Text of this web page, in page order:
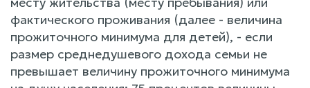
фактического проживания (далее - величина
прожиточного минимума для детей), - если
размер среднедушевого дохода семьи не
превышает величину прожиточного минимума